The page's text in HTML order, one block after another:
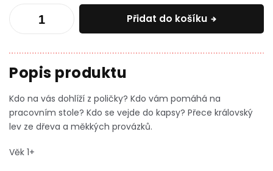
Přidat do košíku
Kdo na vás dohlíží z poličky? Kdo vám pomáhá na
pracovním stole? Kdo se vejde do kapsy? Přece královský
lev ze dřeva a měkkých provázků.
Věk 1+